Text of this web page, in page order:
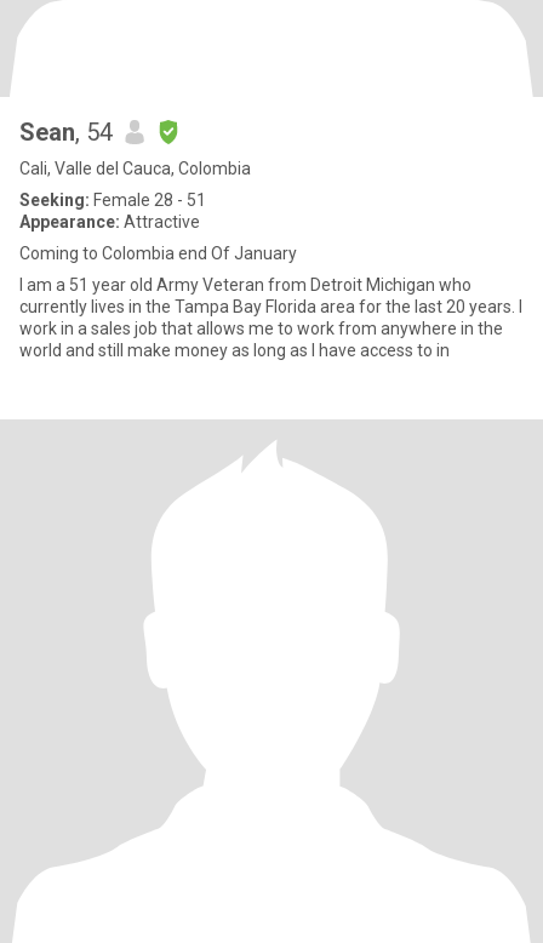
Sean, 54
Cali, Valle del Cauca, Colombia
Seeking: Female 28 - 51
Appearance: Attractive
Coming to Colombia end Of January
I am a 51 year old Army Veteran from Detroit Michigan who
currently lives in the Tampa Bay Florida area for the last 20 years. I
work in a sales job that allows me to work from anywhere in the
world and still make money as long as I have access to in